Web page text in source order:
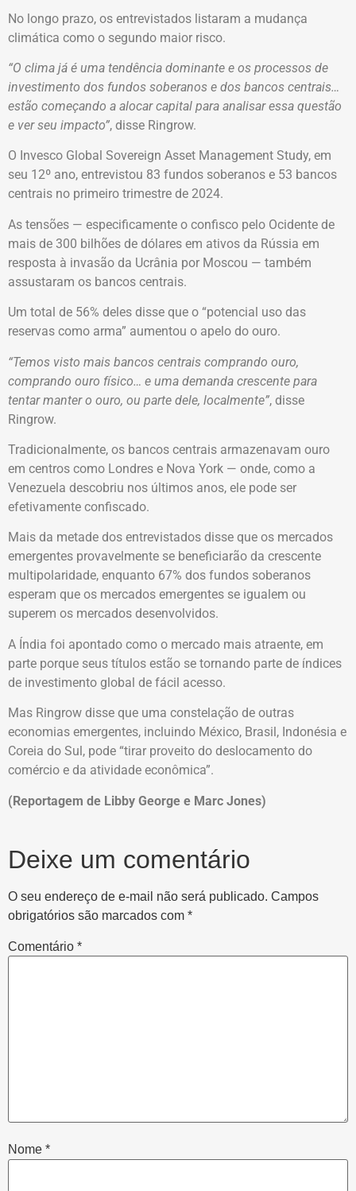
No longo prazo, os entrevistados listaram a mudança
climática como o segundo maior risco.
“O clima já é uma tendência dominante e os processos de
investimento dos fundos soberanos e dos bancos centrais…
estão começando a alocar capital para analisar essa questão
e ver seu impacto”, disse Ringrow.
O Invesco Global Sovereign Asset Management Study, em
seu 12º ano, entrevistou 83 fundos soberanos e 53 bancos
centrais no primeiro trimestre de 2024.
As tensões — especificamente o confisco pelo Ocidente de
mais de 300 bilhões de dólares em ativos da Rússia em
resposta à invasão da Ucrânia por Moscou — também
assustaram os bancos centrais.
Um total de 56% deles disse que o “potencial uso das
reservas como arma” aumentou o apelo do ouro.
“Temos visto mais bancos centrais comprando ouro,
comprando ouro físico… e uma demanda crescente para
tentar manter o ouro, ou parte dele, localmente”, disse
Ringrow.
Tradicionalmente, os bancos centrais armazenavam ouro
em centros como Londres e Nova York — onde, como a
Venezuela descobriu nos últimos anos, ele pode ser
efetivamente confiscado.
Mais da metade dos entrevistados disse que os mercados
emergentes provavelmente se beneficiarão da crescente
multipolaridade, enquanto 67% dos fundos soberanos
esperam que os mercados emergentes se igualem ou
superem os mercados desenvolvidos.
A Índia foi apontado como o mercado mais atraente, em
parte porque seus títulos estão se tornando parte de índices
de investimento global de fácil acesso.
Mas Ringrow disse que uma constelação de outras
economias emergentes, incluindo México, Brasil, Indonésia e
Coreia do Sul, pode “tirar proveito do deslocamento do
comércio e da atividade econômica”.
(Reportagem de Libby George e Marc Jones)
Deixe um comentário
O seu endereço de e-mail não será publicado. Campos
obrigatórios são marcados com *
Comentário *
Nome *